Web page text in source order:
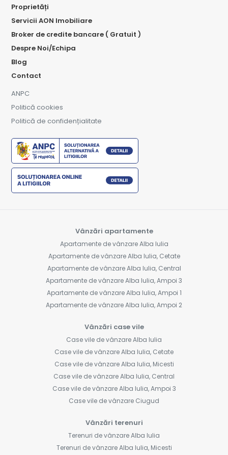
Proprietăți
Servicii AON Imobiliare
Broker de credite bancare ( Gratuit )
Despre Noi/Echipa
Blog
Contact
ANPC
Politică cookies
Politică de confidențialitate
Vânzări apartamente
Apartamente de vânzare Alba Iulia
Apartamente de vânzare Alba Iulia, Cetate
Apartamente de vânzare Alba Iulia, Central
Apartamente de vânzare Alba Iulia, Ampoi 3
Apartamente de vânzare Alba Iulia, Ampoi 1
Apartamente de vânzare Alba Iulia, Ampoi 2
Vânzări case vile
Case vile de vânzare Alba Iulia
Case vile de vânzare Alba Iulia, Cetate
Case vile de vânzare Alba Iulia, Micesti
Case vile de vânzare Alba Iulia, Central
Case vile de vânzare Alba Iulia, Ampoi 3
Case vile de vânzare Ciugud
Vânzări terenuri
Terenuri de vânzare Alba Iulia
Terenuri de vânzare Alba Iulia, Micesti